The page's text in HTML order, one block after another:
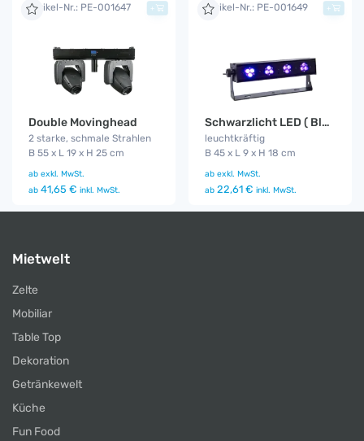
Artikel-Nr.: PE-001647
Double Movinghead
2 starke, schmale Strahlen
B 55 x L 19 x H 25 cm
ab exkl. MwSt.
ab 41,65 € inkl. MwSt.
+ Artikel-Nr.: PE-001649
Schwarzlicht LED ( Blacklight - UV )
leuchtkräftig
B 45 x L 9 x H 18 cm
ab exkl. MwSt.
ab 22,61 € inkl. MwSt.
+
Mietwelt
Zelte
Mobiliar
Table Top
Dekoration
Getränkewelt
Küche
Fun Food